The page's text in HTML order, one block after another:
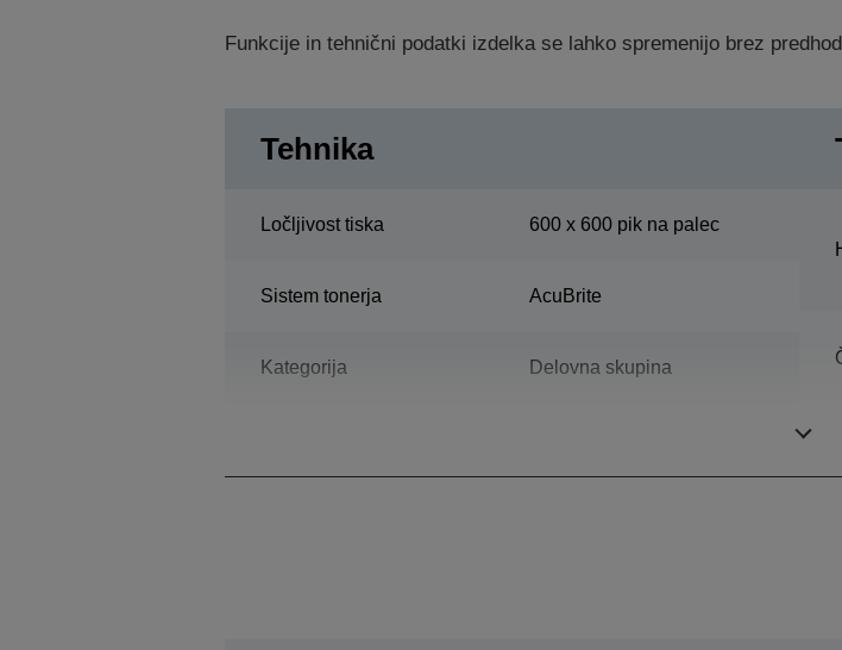
Funkcije in tehnični podatki izdelka se lahko spremenijo brez
Tehnika
Ločljivost tiska 600 x 600 pik na palec
Sistem tonerja AcuBrite
Kategorija Delovna skupina